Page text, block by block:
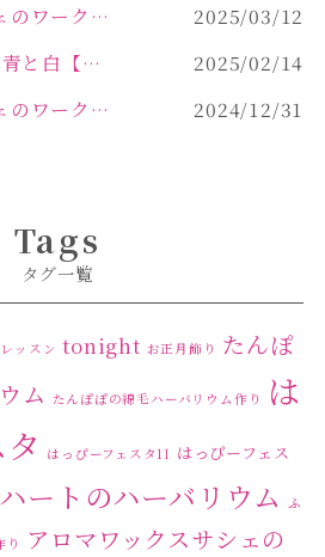
アロマワックスサシェのワークショップinPOLA中込原店 VOL.2
2025/03/12
GIFTハーバリウム 青と白【佐久市 ハーバリウム ギフト】
2025/02/14
アロマワックスサシェのワークショップinPOLA中込原店ご報告【佐久市 キャンドル サシェ】
2024/12/31
Tags
タグ一覧
ッスン tonight お正月飾り たんぽ
ム
たんぽぽの綿毛ハーバリウム作り
は
はっぴーフェスタ11 はっぴーフェス
ートのハーバリウム ふ
り
アロマワックスサシェの